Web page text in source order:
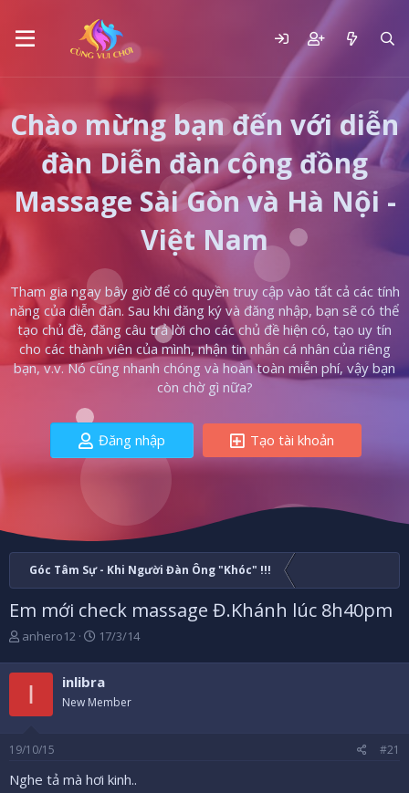
Chào mừng bạn đến với diễn
đàn Diễn đàn cộng đồng
Massage Sài Gòn và Hà Nội -
Việt Nam
Tham gia ngay bây giờ để có quyền truy cập vào tất cả các tính
năng của diễn đàn. Sau khi đăng ký và đăng nhập, bạn sẽ có thể
tạo chủ đề, đăng câu trả lời cho các chủ đề hiện có, tạo uy tín
cho các thành viên của mình, nhận tin nhắn cá nhân của riêng
bạn, v.v. Nó cũng nhanh chóng và hoàn toàn miễn phí, vậy bạn
còn chờ gì nữa?
Đăng nhập Tạo tài khoản
Góc Tâm Sự - Khi Người Đàn Ông "Khóc" !!!
Em mới check massage Đ.Khánh lúc 8h40pm
B
t
u
anhero12
N
à
y
b
u
17/3/14
I inlibra
New Member
19/10/15 #21
Nghe tả mà hơi kinh..